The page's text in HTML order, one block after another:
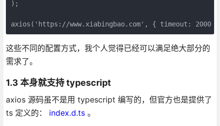
);
axios('https://www.xiabingbao.com', { timeout: 2000 });
这些不同的配置方式，我个人觉得已经可以满足绝大部分的
需求了。
1.3 本身就支持 typescript
axios 源码虽不是用 typescript 编写的，但官方也是提供了
ts 定义的： index.d.ts。